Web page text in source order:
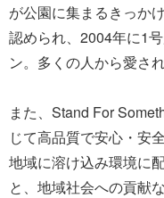
が公園に集まるきっか
認められ、2004年に1
ン。多くの人から愛さ
また、Stand For
じて高品質で安心・安
地域に溶け込み環境に
と、地域社会への貢献